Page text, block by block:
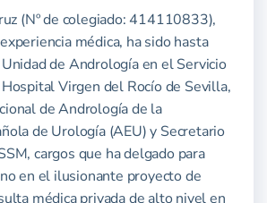
(Nº de colegiado: 414110833),
médica, ha sido hasta
de Andrología en el Servicio
Virgen del Rocío de Sevilla,
de Andrología de la
de Urología (AEU) y Secretario
cargos que ha delgado para
en el ilusionante proyecto de
médica privada de alto nivel en